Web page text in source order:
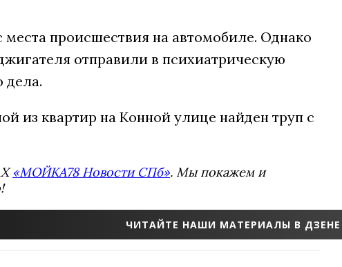
происшествия на автомобиле. Однако
отправили в психиатрическую
дела.
из квартир на Конной улице найден труп с
«МОЙКА78 Новости СПб». Мы покажем и
ЧИТАЙТЕ НАШИ МАТЕРИАЛЫ В ДЗЕНЕ